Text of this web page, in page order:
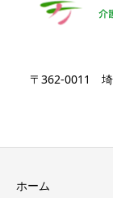
〒362-0011 埼
ホーム